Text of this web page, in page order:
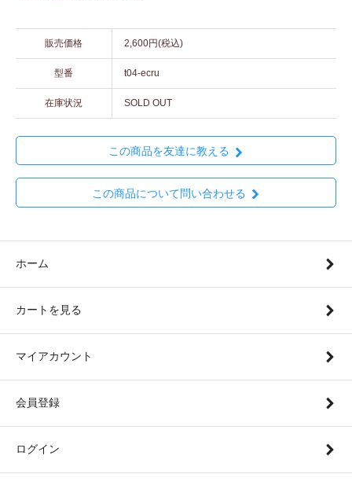
販売価格 2,600円(税込)
型番 t04-ecru
在庫状況 SOLD OUT
この商品を友達に教える
この商品について問い合わせる
ホーム
カートを見る
マイアカウント
会員登録
ログイン